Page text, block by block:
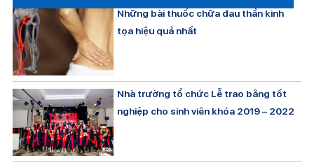
Những bài thuốc chữa đau thần kinh
tọa hiệu quả nhất
Nhà trường tổ chức Lễ trao bằng tốt
nghiệp cho sinh viên khóa 2019 – 2022